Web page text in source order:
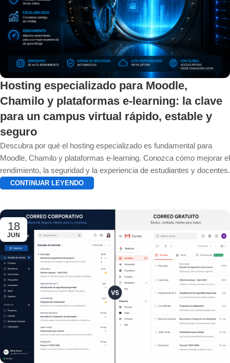
Hosting especializado para Moodle,
Chamilo y plataformas e-learning: la clave
para un campus virtual rápido, estable y
seguro
Descubra por qué el hosting especializado es fundamental para
Moodle, Chamilo y plataformas e-learning. Conozca cómo mejorar el
rendimiento, la seguridad y la experiencia de estudiantes y docentes.
CONTINUAR LEYENDO
18
JUN